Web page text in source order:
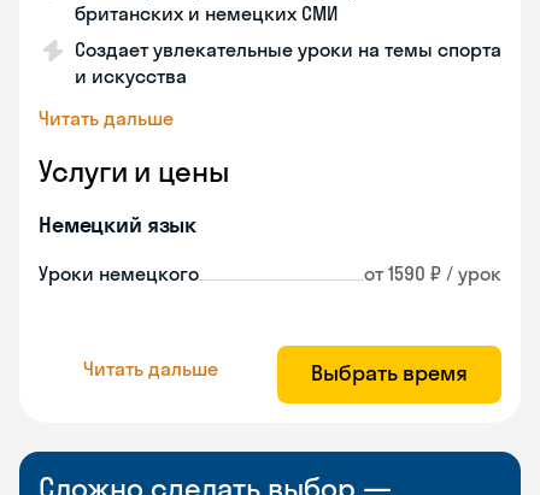
британских и немецких СМИ
Создает увлекательные уроки на темы спорта
и искусства
Читать дальше
Услуги и цены
Немецкий язык
Уроки немецкого от 1590 ₽ / урок
Читать дальше Выбрать время
Сложно сделать выбор —